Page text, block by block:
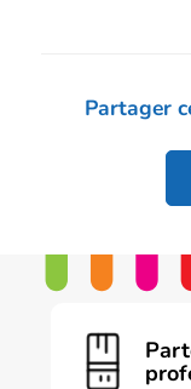
Partager